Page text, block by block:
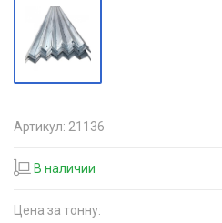
Артикул: 21136
В наличии
Цена за тонну: